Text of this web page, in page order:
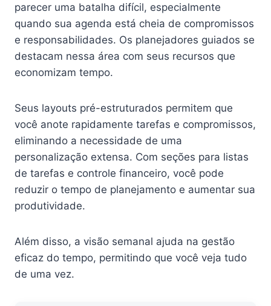
parecer uma batalha difícil, especialmente
quando sua agenda está cheia de compromissos
e responsabilidades. Os planejadores guiados se
destacam nessa área com seus recursos que
economizam tempo.
Seus layouts pré-estruturados permitem que
você anote rapidamente tarefas e compromissos,
eliminando a necessidade de uma
personalização extensa. Com seções para listas
de tarefas e controle financeiro, você pode
reduzir o tempo de planejamento e aumentar sua
produtividade.
Além disso, a visão semanal ajuda na gestão
eficaz do tempo, permitindo que você veja tudo
de uma vez.